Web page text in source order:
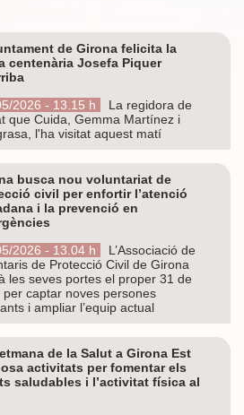
de Girona felicita la
centenària Josefa Piquer
2026 - 13.15 h
La regidora de
que Cuida, Gemma Martínez i
l'ha visitat aquest matí
busca nou voluntariat de
civil per enfortir l’atenció
i la prevenció en
2026 - 13.04 h
L’Associació de
de Protecció Civil de Girona
les seves portes el proper 31 de
per captar noves persones
i ampliar l’equip actual
de la Salut a Girona Est
activitats per fomentar els
saludables i l’activitat física al